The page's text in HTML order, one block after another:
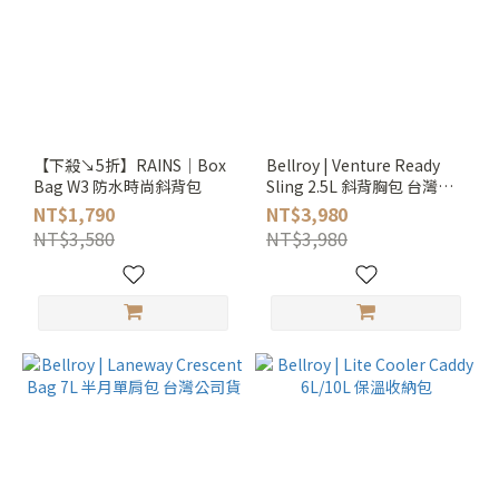
【下殺↘5折】RAINS｜Box
Bag W3 防水時尚斜背包
NT$1,790
NT$3,580
Bellroy | Venture Ready
Sling 2.5L 斜背胸包 台灣公
司貨
NT$3,980
NT$3,980